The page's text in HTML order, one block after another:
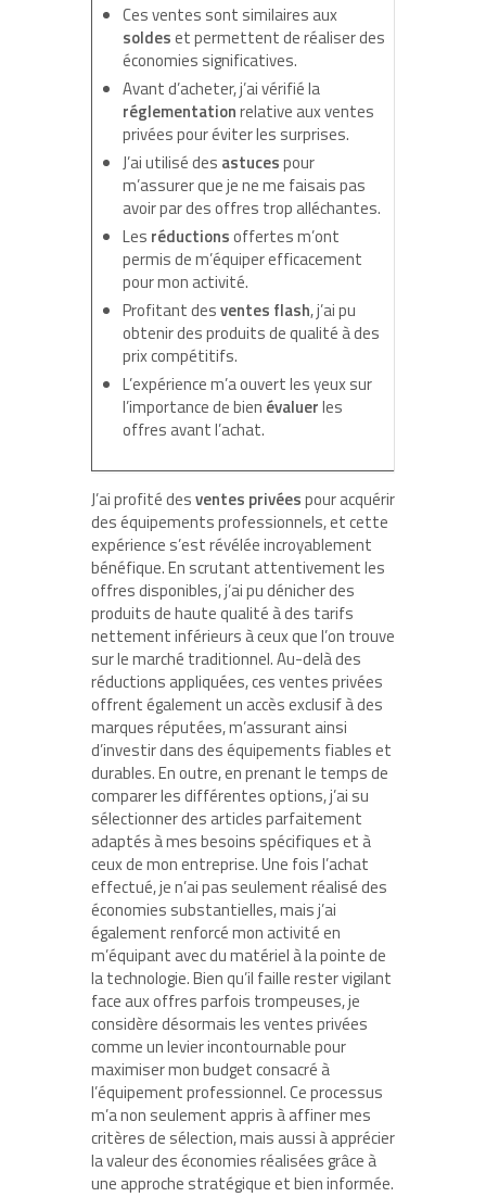
Ces ventes sont similaires aux
soldeset permettent de réaliser des
économies significatives.
Avant d’acheter, j’ai vérifié la
réglementationrelative aux ventes
privées pour éviter les surprises.
J’ai utilisé des astucespour
m’assurer que je ne me faisais pas
avoir par des offres trop alléchantes.
Les réductionsoffertes m’ont
permis de m’équiper efficacement
pour mon activité.
Profitant desventes flash, j’ai pu
obtenir des produits de qualité à des
prix compétitifs.
L’expérience m’a ouvert les yeux sur
l’importance de bien évaluerles
offres avant l’achat.
J’ai profité desventes privéespour acquérir
des équipements professionnels, et cette
expérience s’est révélée incroyablement
bénéfique. En scrutant attentivement les
offres disponibles, j’ai pu dénicher des
produits de haute qualité à des tarifs
nettement inférieurs à ceux que l’on trouve
sur le marché traditionnel. Au-delà des
réductions appliquées, ces ventes privées
offrent également un accès exclusif à des
marques réputées, m’assurant ainsi
d’investir dans des équipements fiables et
durables. En outre, en prenant le temps de
comparer les différentes options, j’ai su
sélectionner des articles parfaitement
adaptés à mes besoins spécifiques et à
ceux de mon entreprise. Une fois l’achat
effectué, je n’ai pas seulement réalisé des
économies substantielles, mais j’ai
également renforcé mon activité en
m’équipant avec du matériel à la pointe de
la technologie. Bien qu’il faille rester vigilant
face aux offres parfois trompeuses, je
considère désormais les ventes privées
comme un levier incontournable pour
maximiser mon budget consacré à
l’équipement professionnel. Ce processus
m’a non seulement appris à affiner mes
critères de sélection, mais aussi à apprécier
la valeur des économies réalisées grâce à
une approche stratégique et bien informée.